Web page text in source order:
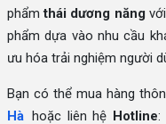
phẩmthái dương năngvới
phẩm dựa vào nhu cầu
ưu hóa trải nghiệm người
Bạn có thể mua hàng
Hà hoặc liên hệ Hotline: